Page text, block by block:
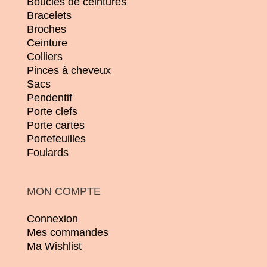
Bracelets
Broches
Ceinture
Colliers
Pinces à cheveux
Sacs
Pendentif
Porte clefs
Porte cartes
Portefeuilles
Foulards
MON COMPTE
Connexion
Mes commandes
Ma Wishlist